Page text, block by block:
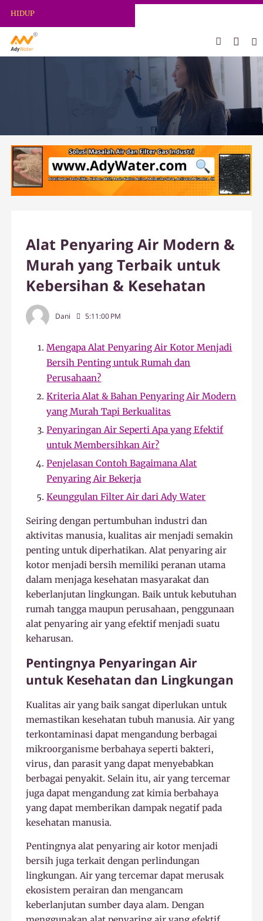
Alat Penyaring Air Modern &
Murah yang Terbaik untuk
Kebersihan & Kesehatan
Dani 5:11:00 PM
Mengapa Alat Penyaring Air Kotor Menjadi
Bersih Penting untuk Rumah dan
Perusahaan?
Kriteria Alat & Bahan Penyaring Air Modern
yang Murah Tapi Berkualitas
Penyaringan Air Seperti Apa yang Efektif
untuk Membersihkan Air?
Penjelasan Contoh Bagaimana Alat
Penyaring Air Bekerja
Keunggulan Filter Air dari Ady Water
Seiring dengan pertumbuhan industri dan
aktivitas manusia, kualitas air menjadi semakin
penting untuk diperhatikan. Alat penyaring air
kotor menjadi bersih memiliki peranan utama
dalam menjaga kesehatan masyarakat dan
keberlanjutan lingkungan. Baik untuk kebutuhan
rumah tangga maupun perusahaan, penggunaan
alat penyaring air yang efektif menjadi suatu
keharusan.
Pentingnya Penyaringan Air
untuk Kesehatan dan Lingkungan
Kualitas air yang baik sangat diperlukan untuk
memastikan kesehatan tubuh manusia. Air yang
terkontaminasi dapat mengandung berbagai
mikroorganisme berbahaya seperti bakteri,
virus, dan parasit yang dapat menyebabkan
berbagai penyakit. Selain itu, air yang tercemar
juga dapat mengandung zat kimia berbahaya
yang dapat memberikan dampak negatif pada
kesehatan manusia.
Pentingnya alat penyaring air kotor menjadi
bersih juga terkait dengan perlindungan
lingkungan. Air yang tercemar dapat merusak
ekosistem perairan dan mengancam
keberlanjutan sumber daya alam. Dengan